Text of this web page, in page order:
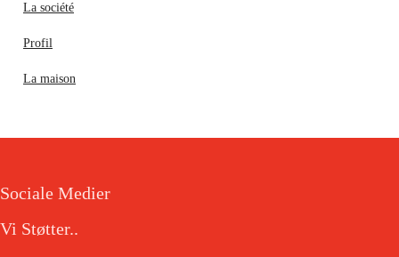
La société
Profil
La maison
Sociale Medier
Vi Støtter..